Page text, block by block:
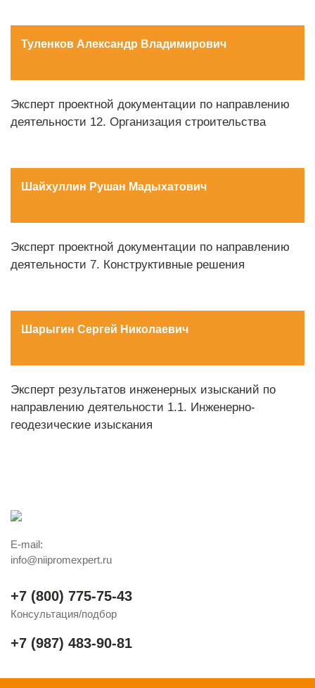
Туленков Александр Владимирович
Эксперт проектной документации по направлению
деятельности 12. Организация строительства
Шайхуллин Рушан Мадыхатович
Эксперт проектной документации по направлению
деятельности 7. Конструктивные решения
Шарыгин Сергей Николаевич
Эксперт результатов инженерных изысканий по
направлению деятельности 1.1. Инженерно-
геодезические изыскания
E-mail:
info@niipromexpert.ru
+7 (800) 775-75-43
Консультация/подбор
+7 (987) 483-90-81